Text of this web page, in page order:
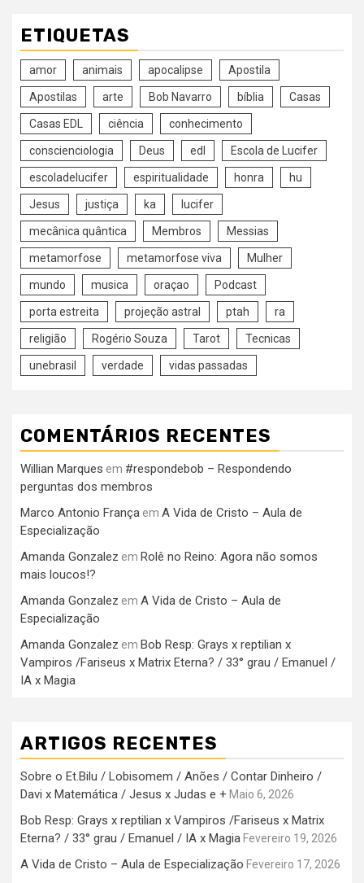
ETIQUETAS
amor animais apocalipse Apostila
Apostilas arte Bob Navarro bíblia Casas
Casas EDL ciência conhecimento
conscienciologia Deus edl Escola de Lucifer
escoladelucifer espiritualidade honra hu
Jesus justiça ka lucifer
mecânica quântica Membros Messias
metamorfose metamorfose viva Mulher
mundo musica oraçao Podcast
porta estreita projeção astral ptah ra
religião Rogério Souza Tarot Tecnicas
unebrasil verdade vidas passadas
COMENTÁRIOS RECENTES
Willian Marques em #respondebob – Respondendo
perguntas dos membros
Marco Antonio França em A Vida de Cristo – Aula de
Especialização
Amanda Gonzalez em Rolê no Reino: Agora não somos
mais loucos!?
Amanda Gonzalez em A Vida de Cristo – Aula de
Especialização
Amanda Gonzalez em Bob Resp: Grays x reptilian x
Vampiros /Fariseus x Matrix Eterna? / 33° grau / Emanuel /
IA x Magia
ARTIGOS RECENTES
Sobre o Et.Bilu / Lobisomem / Anões / Contar Dinheiro /
Davi x Matemática / Jesus x Judas e + Maio 6, 2026
Bob Resp: Grays x reptilian x Vampiros /Fariseus x Matrix
Eterna? / 33° grau / Emanuel / IA x Magia Fevereiro 19, 2026
A Vida de Cristo – Aula de Especialização Fevereiro 17, 2026